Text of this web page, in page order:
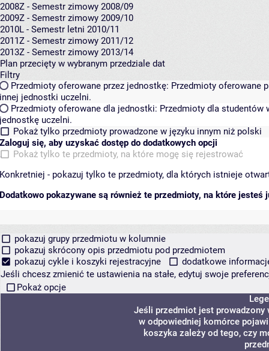
2008Z - Semestr zimowy 2008/09
2009Z - Semestr zimowy 2009/10
2010L - Semestr letni 2010/11
2011Z - Semestr zimowy 2011/12
2013Z - Semestr zimowy 2013/14
Plan przecięty w wybranym przedziale dat
Filtry
Przedmioty oferowane przez jednostkę: Przedmioty oferowane
innej jednostki uczelni.
Przedmioty oferowane dla jednostki: Przedmioty dla studentów
jednostkę uczelni.
Pokaż tylko przedmioty prowadzone w języku innym niż polski
Zaloguj się, aby uzyskać dostęp do dodatkowych opcji
Pokaż tylko te przedmioty, na które mogę się rejestrować
Konkretniej - pokazuj tylko te przedmioty, dla których istnieje
Dodatkowo pokazywane są również te przedmioty, na które jesteś
pokazuj grupy przedmiotu w kolumnie
pokazuj skrócony opis przedmiotu pod przedmiotem
pokazuj cykle i koszyki rejestracyjne
dodatkowe
Jeśli chcesz zmienić te ustawienia na stałe, edytuj swoje
Pokaż opcje
Jeśli przedmiot jest prowadzony
w odpowiedniej komórce
koszyka zależy od tego, czy